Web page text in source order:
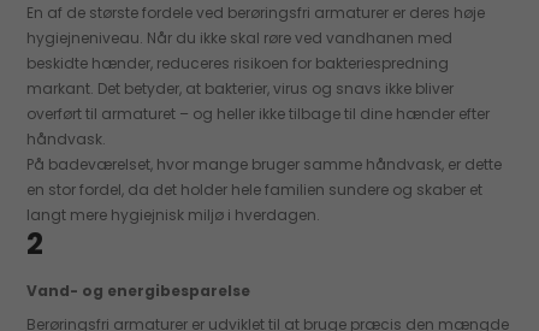
En af de største fordele ved berøringsfri armaturer er deres høje
hygiejneniveau. Når du ikke skal røre ved vandhanen med
beskidte hænder, reduceres risikoen for bakteriespredning
markant. Det betyder, at bakterier, virus og snavs ikke bliver
overført til armaturet – og heller ikke tilbage til dine hænder efter
håndvask.
På badeværelset, hvor mange bruger samme håndvask, er dette
en stor fordel, da det holder hele familien sundere og skaber et
langt mere hygiejnisk miljø i hverdagen.
2
Vand- og energibesparelse
Berøringsfri armaturer er udviklet til at bruge præcis den mængde